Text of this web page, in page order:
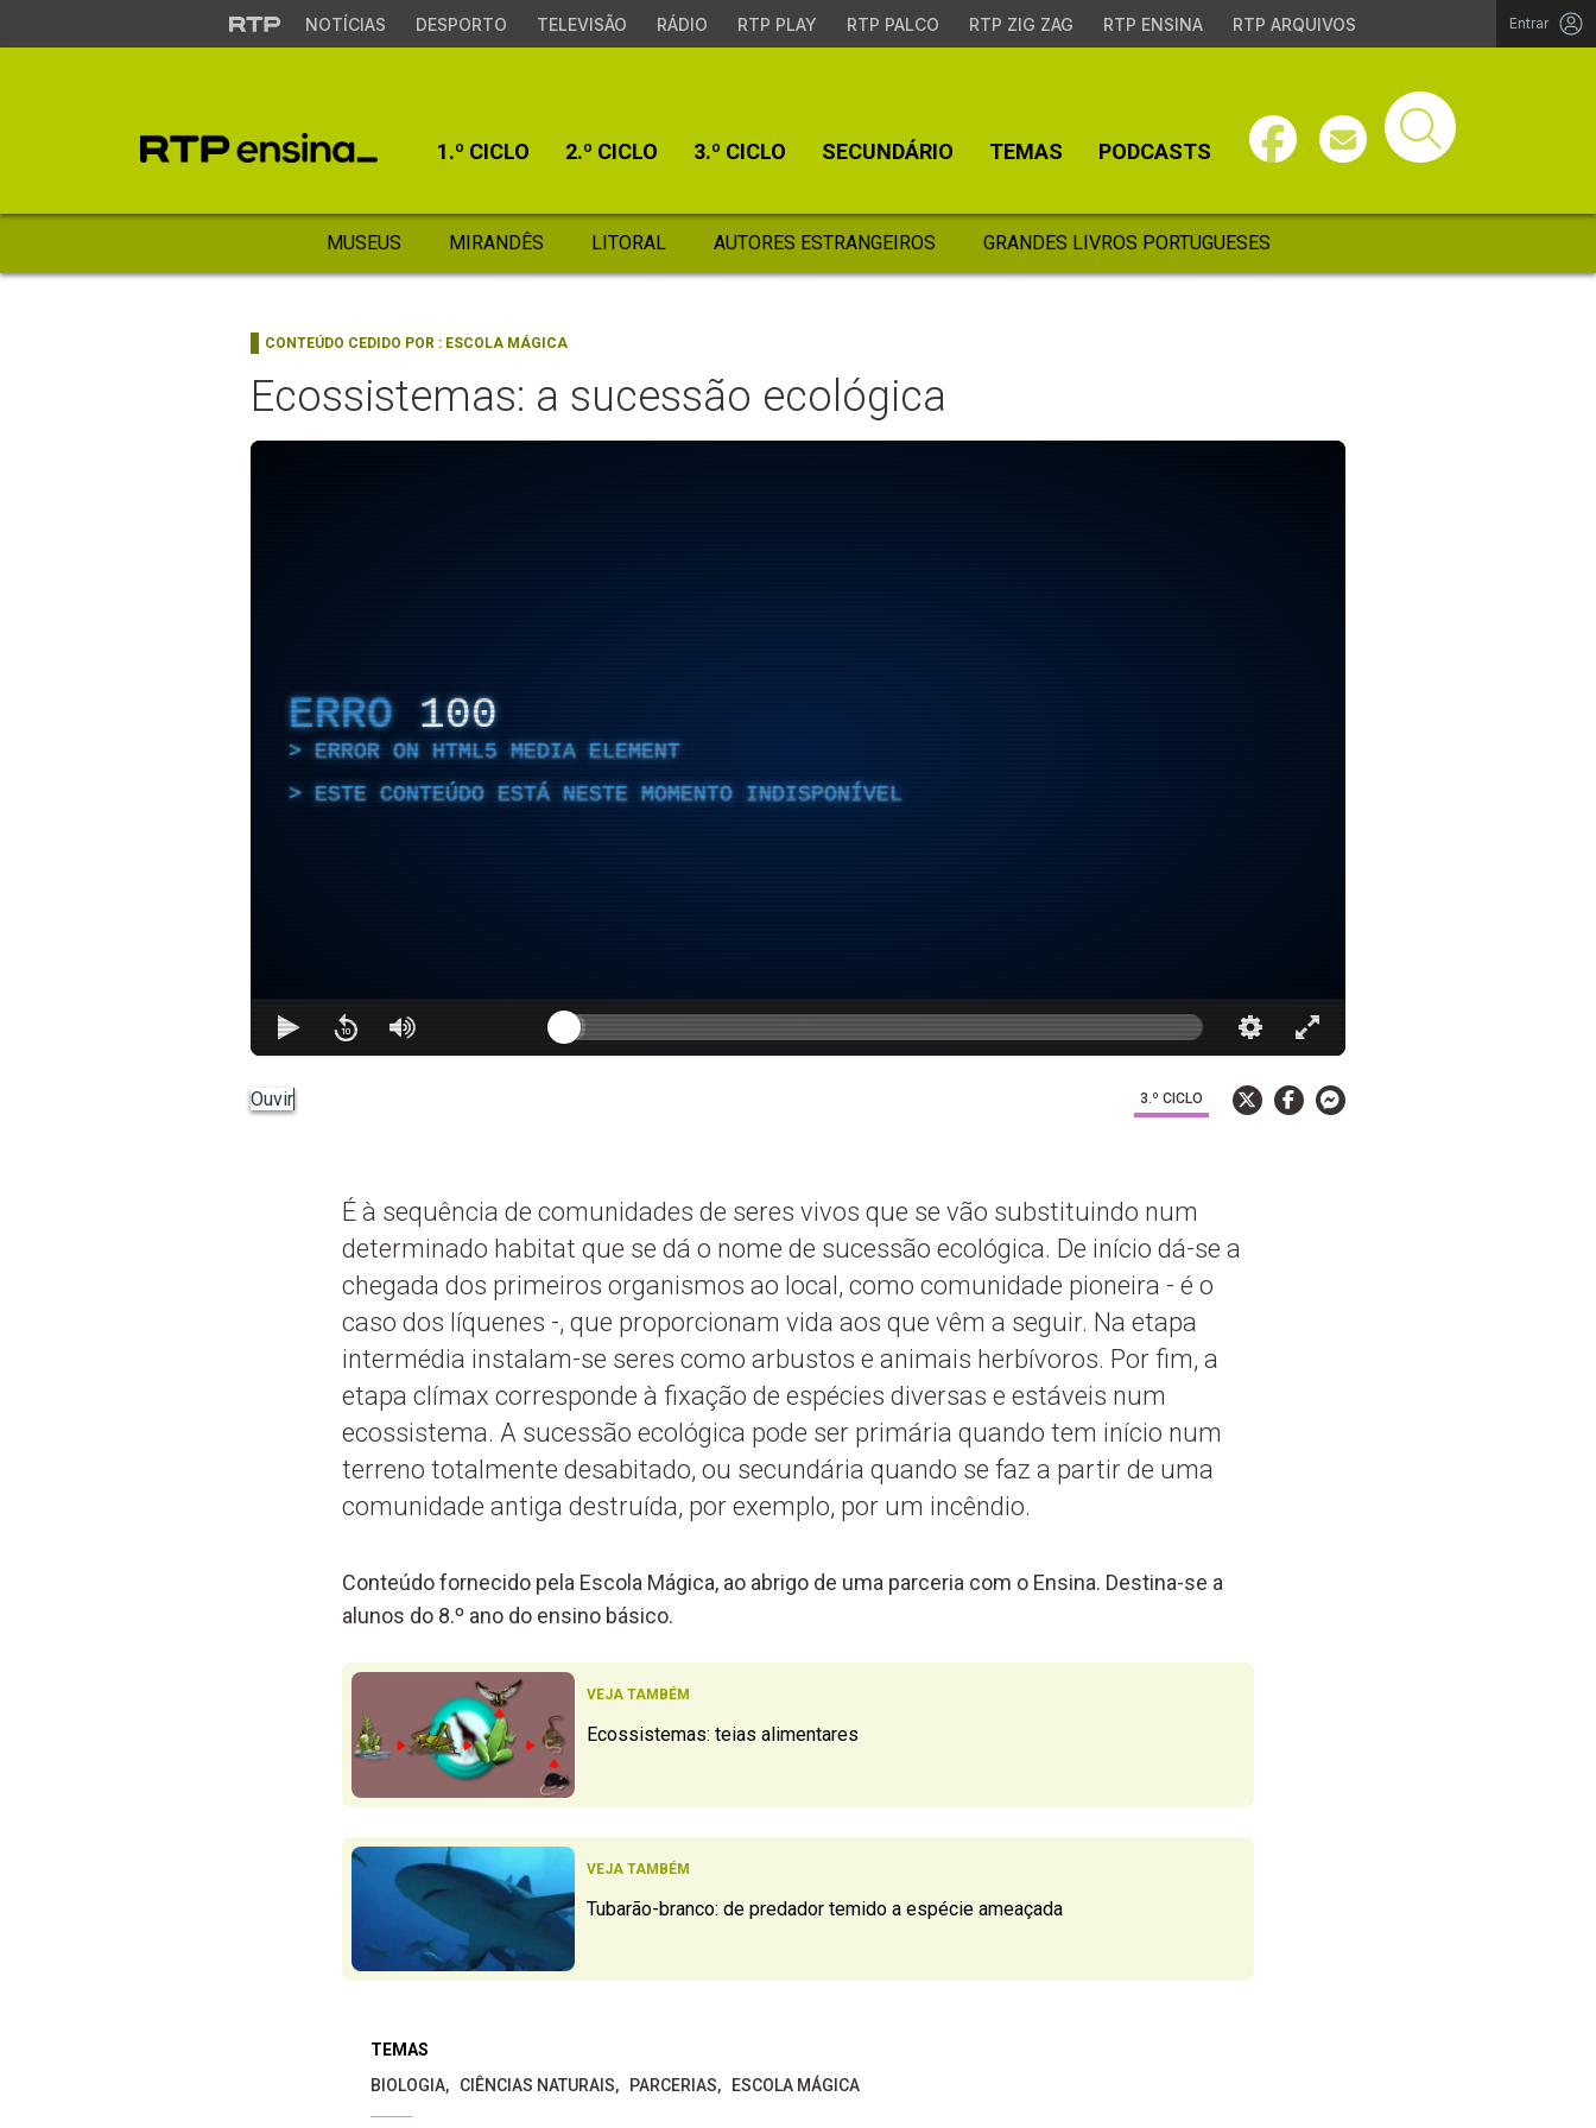
NOTÍCIAS DESPORTO TELEVISÃO RÁDIO RTP PLAY RTP PALCO RTP ZIG ZAG RTP ENSINA RTP ARQUIVOS Entrar
1.º CICLO 2.º CICLO 3.º CICLO SECUNDÁRIO TEMAS PODCASTS
MUSEUS MIRANDÊS LITORAL AUTORES ESTRANGEIROS GRANDES LIVROS PORTUGUESES
CONTEÚDO CEDIDO POR : ESCOLA MÁGICA
Ecossistemas: a sucessão ecológica
ERRO 100
ERROR ON HTML5 MEDIA ELEMENT
ESTE CONTEÚDO ESTÁ NESTE MOMENTO INDISPONÍVEL
Ouvir 3.º CICLO
É à sequência de comunidades de seres vivos que se vão substituindo num
determinado habitat que se dá o nome de sucessão ecológica. De início dá-se a
chegada dos primeiros organismos ao local, como comunidade pioneira - é o
caso dos líquenes -, que proporcionam vida aos que vêm a seguir. Na etapa
intermédia instalam-se seres como arbustos e animais herbívoros. Por fim, a
etapa clímax corresponde à fixação de espécies diversas e estáveis num
ecossistema. A sucessão ecológica pode ser primária quando tem início num
terreno totalmente desabitado, ou secundária quando se faz a partir de uma
comunidade antiga destruída, por exemplo, por um incêndio.
Conteúdo fornecido pela Escola Mágica, ao abrigo de uma parceria com o Ensina. Destina-se a
alunos do 8.º ano do ensino básico.
VEJA TAMBÉM
Ecossistemas: teias alimentares
VEJA TAMBÉM
Tubarão-branco: de predador temido a espécie ameaçada
TEMAS
BIOLOGIA
CIÊNCIAS NATURAIS PARCERIAS ESCOLA MÁGICA